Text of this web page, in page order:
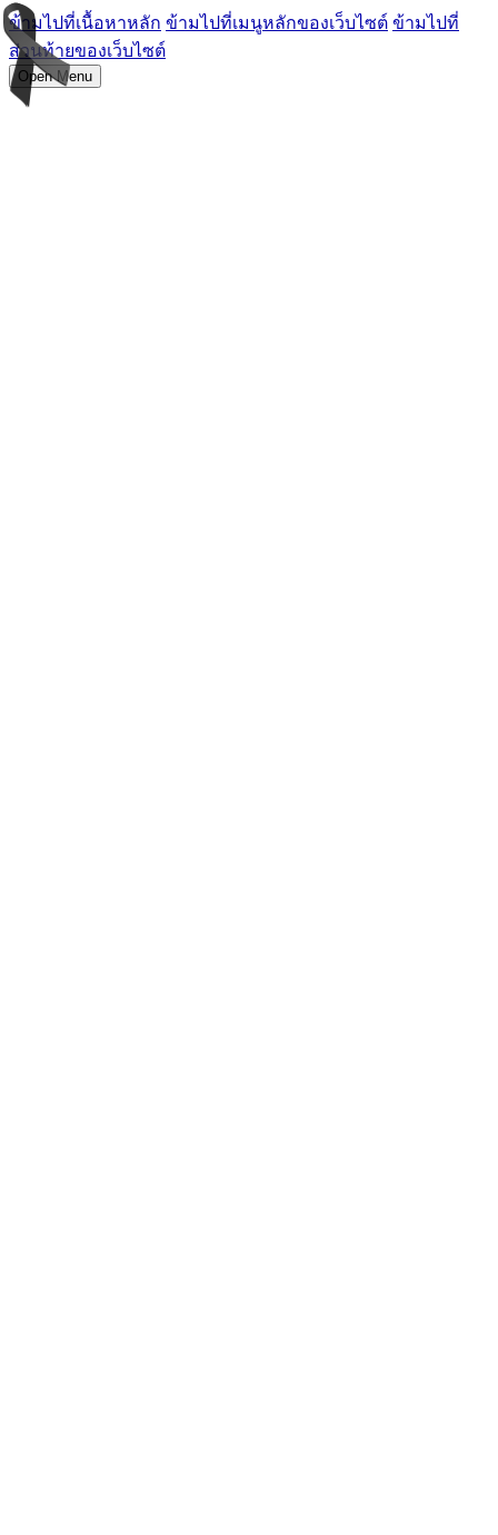
ข้ามไปที่เนื้อหาหลัก ข้ามไปที่เมนูหลักของเว็บไซต์ ข้ามไปที่
ส่วนท้ายของเว็บไซต์
Open Menu